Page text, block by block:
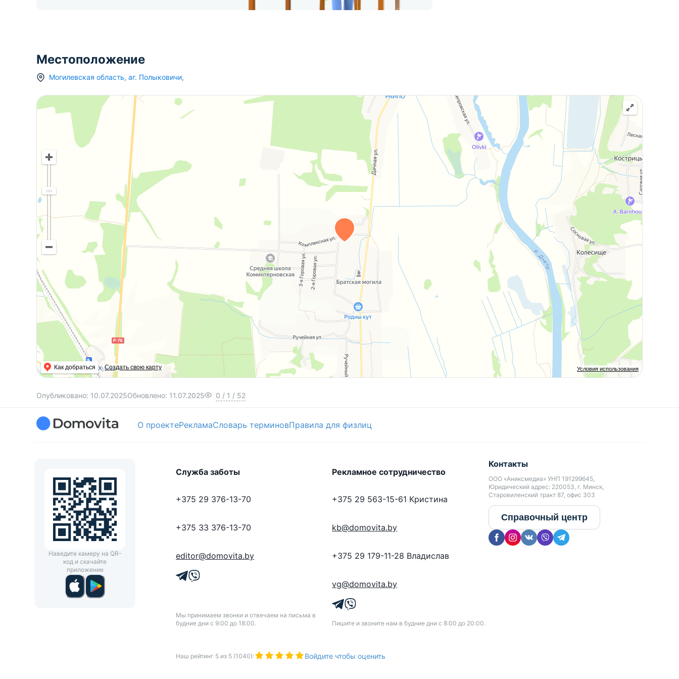
Местоположение
Могилевская область, аг. Полыковичи,
Условия использования
Как добраться Создать свою карту
Опубликовано: 10.07.2025Обновлено: 11.07.2025 0 / 1 / 52
О проектеРекламаСловарь терминовПравила для физлиц
Наведите камеру на QR-
код и скачайте
приложение
Служба заботы
+375 29 376-13-70
+375 33 376-13-70
editor@domovita.by
Мы принимаем звонки и отвечаем на письма в
будние дни с 9:00 до 18:00.
Рекламное сотрудничество
+375 29 563-15-61 Кристина
kb@domovita.by
+375 29 179-11-28 Владислав
vg@domovita.by
Пишите и звоните нам в будние дни с 8:00 до 20:00.
Контакты
ООО «Аниксмедиа» УНП 191299645,
Юридический адрес: 220053, г. Минск,
Старовиленский тракт 87, офис 303
Справочный центр
Наш рейтинг 5 из 5 (1040): Войдите чтобы оценить